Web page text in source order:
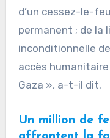
d’un cessez-le-
permanent ; de la
inconditionnelle
accès
Gaza », a-t-il dit.
Un million de